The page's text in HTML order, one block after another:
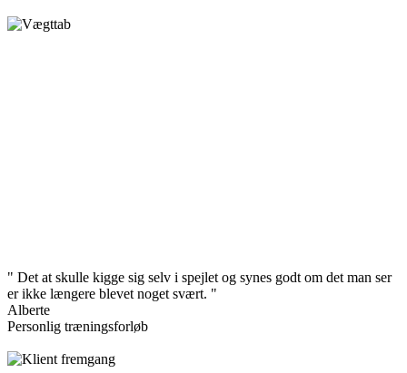
" Det at skulle kigge sig selv i spejlet og synes godt om det man ser
er ikke længere blevet noget svært. "
Alberte
Personlig træningsforløb